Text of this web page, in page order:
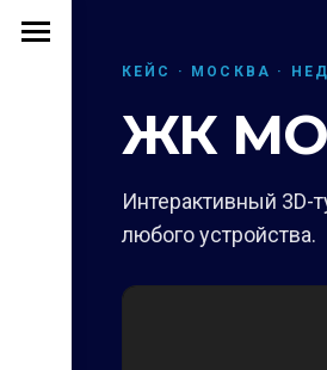
КЕЙС · МОСКВА ·
ЖК
Интерактивный 3D-
любого устройства.